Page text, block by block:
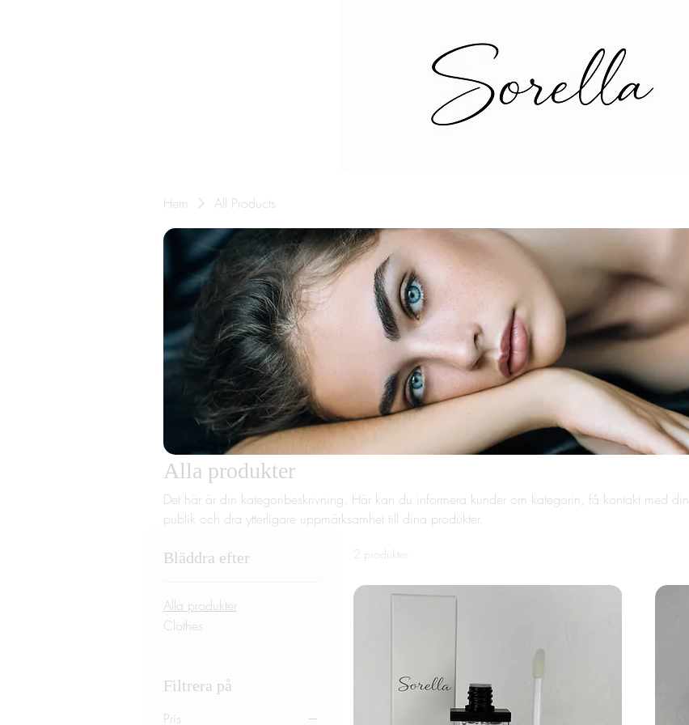
Hem All Products
Alla produkter
Det här är din kategoribeskrivning. Här kan du informera kunder om kategorin, få kontakt med din
publik och dra ytterligare uppmärksamhet till dina produkter.
Bläddra efter
Alla produkter
Clothes
Filtrera på
Pris
2 produkter